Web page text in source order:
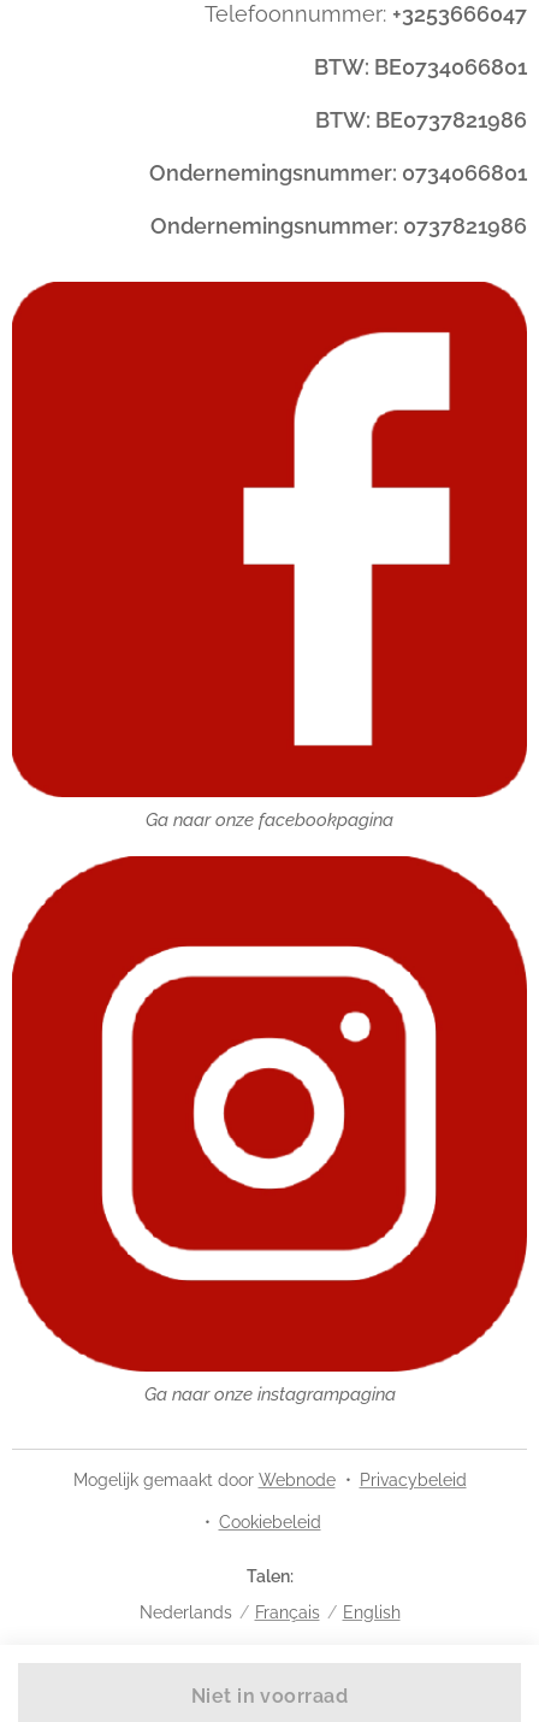
Niet in voorraad
Telefoonnummer: +3253666047
BTW: BE0734066801
BTW: BE0737821986
Ondernemingsnummer: 0734066801
Ondernemingsnummer: 0737821986
Ga naar onze facebookpagina
Ga naar onze instagrampagina
Mogelijk gemaakt door Webnode Privacybeleid
Cookiebeleid
Talen
Nederlands
Français English